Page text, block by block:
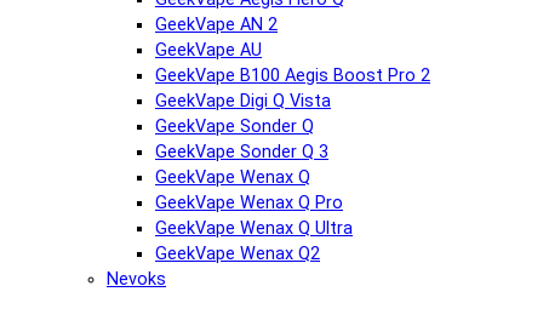
GeekVape AN 2
GeekVape AU
GeekVape B100 Aegis Boost Pro 2
GeekVape Digi Q Vista
GeekVape Sonder Q
GeekVape Sonder Q 3
GeekVape Wenax Q
GeekVape Wenax Q Pro
GeekVape Wenax Q Ultra
GeekVape Wenax Q2
Nevoks